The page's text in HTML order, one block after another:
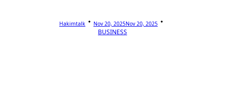
Hakimtalk Nov 20, 2025Nov 20, 2025
BUSINESS